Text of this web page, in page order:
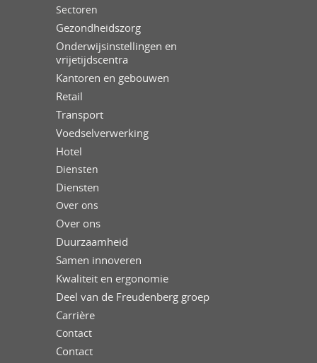
Sectoren
Gezondheidszorg
Onderwijsinstellingen en
vrijetijdscentra
Kantoren en gebouwen
Retail
Transport
Voedselverwerking
Hotel
Diensten
Diensten
Over ons
Over ons
Duurzaamheid
Samen innoveren
Kwaliteit en ergonomie
Deel van de Freudenberg groep
Carrière
Contact
Contact